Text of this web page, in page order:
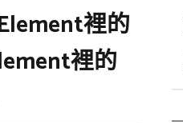
裡的
裡的